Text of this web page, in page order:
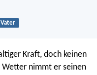
Vater
Kraft, doch keinen
Wetter nimmt er seinen